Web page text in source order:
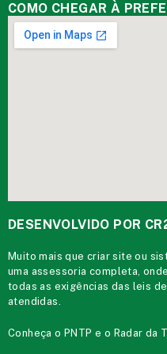
COMO CHEGAR À
DESENVOLVIDO POR
Muito mais quecriar site ou
uma assessoria completa,
todas as exigências das leis
atendidas.
Conheça o PNTP e o Radar da